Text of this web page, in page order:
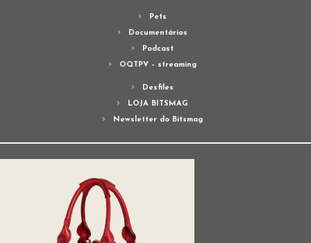
Pets
Documentários
Podcast
OQTPV – streaming
Desfiles
LOJA BITSMAG
Newsletter do Bitsmag